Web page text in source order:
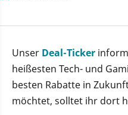
Unser Deal-Ticker
heißesten Tech- und
besten Rabatte in
möchtet, solltet ihr dort